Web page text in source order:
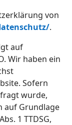
von
.
auf
Wir haben ein
Sofern
wurde,
auf Grundlage
1 TTDSG,